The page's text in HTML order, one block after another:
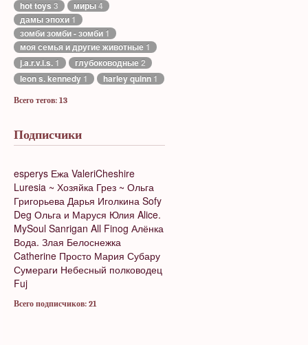
hot toys 3 миры4
дамы эпохи 1
зомби зомби - зомби 1
моя семья и другие животные 1
j.a.r.v.i.s. 1 глубоководные2
leon s. kennedy 1 harley quinn 1
Всего тегов: 13
Подписчики
esperys Ежа ValeriCheshire
Luresia ~ Хозяйка Грез ~ Ольга
Григорьева Дарья Иголкина Sofy
Deg Ольга и Маруся Юлия Alice.
MySoul Sanrigan All Finog Алёнка
Вода. Злая Белоснежка
Catherine Просто Мария Субару
Сумераги Небесный полководец
Fuj
Всего подписчиков: 21